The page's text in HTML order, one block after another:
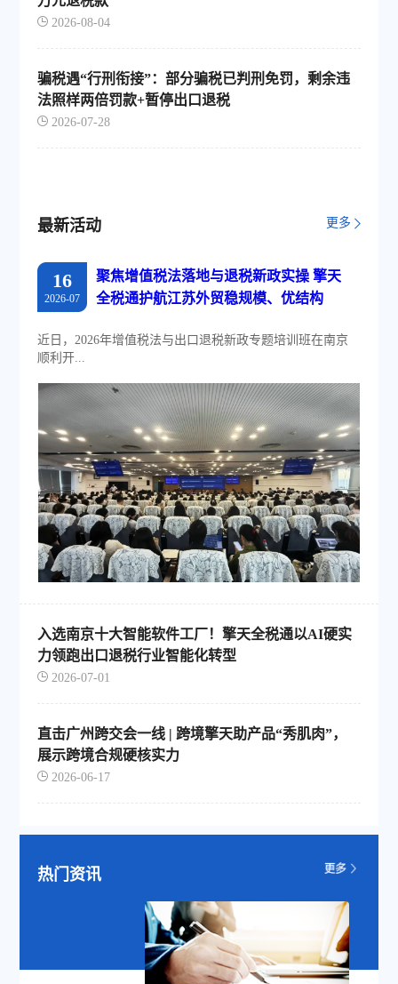
2026-08-04
骗税遇“行刑衔接”：部分骗税已判刑免罚，剩余违
法照样两倍罚款+暂停出口退税
2026-07-28
最新活动 更多
16
2026-07
聚焦增值税法落地与退税新政实操 擎天
全税通护航江苏外贸稳规模、优结构
近日，2026年增值税法与出口退税新政专题培训班在南京
顺利开...
入选南京十大智能软件工厂！擎天全税通以AI硬实
力领跑出口退税行业智能化转型
2026-07-01
直击广州跨交会一线 | 跨境擎天助产品“秀肌肉”，
展示跨境合规硬核实力
2026-06-17
热门资讯